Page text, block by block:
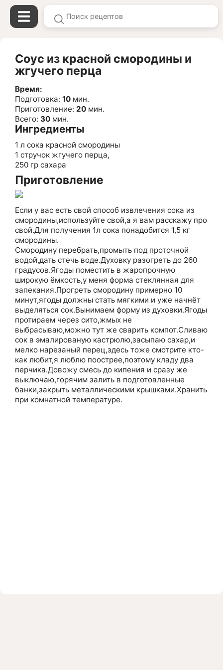
Соус из красной смородины и
жгучего перца
Время:
Подготовка: 10 мин.
Приготовление: 20 мин.
Всего: 30 мин.
Ингредиенты
1 л сока красной смородины
1 стручок жгучего перца,
250 гр сахара
Приготовление
Если у вас есть свой способ извлечения сока из
смородины,используйте свой,а я вам расскажу про
свой.Для получения 1л сока понадобится 1,5 кг
смородины.
Смородину перебрать,промыть под проточной
водой,дать стечь воде.Духовку разогреть до 260
градусов.Ягоды поместить в жаропрочную
широкую ёмкость,у меня форма стеклянная для
запекания.Прогреть смородину примерно 10
минут,ягоды должны стать мягкими и уже начнёт
выделяться сок.Вынимаем форму из духовки.Ягоды
протираем через сито,жмых не
выбрасываю,можно тут же сварить компот.Сливаю
сок в эмалированую кастрюлю,засыпаю сахар,и
мелко нарезаный перец,здесь тоже смотрите кто-
как любит,я люблю поострее,поэтому кладу два
перчика.Довожу смесь до кипения и сразу же
выключаю,горячим залить в подготовленные
банки,закрыть металлическими крышками.Хранить
при комнатной температуре.